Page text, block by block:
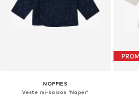
NOPPIES
Veste mi-saison 'Naper'